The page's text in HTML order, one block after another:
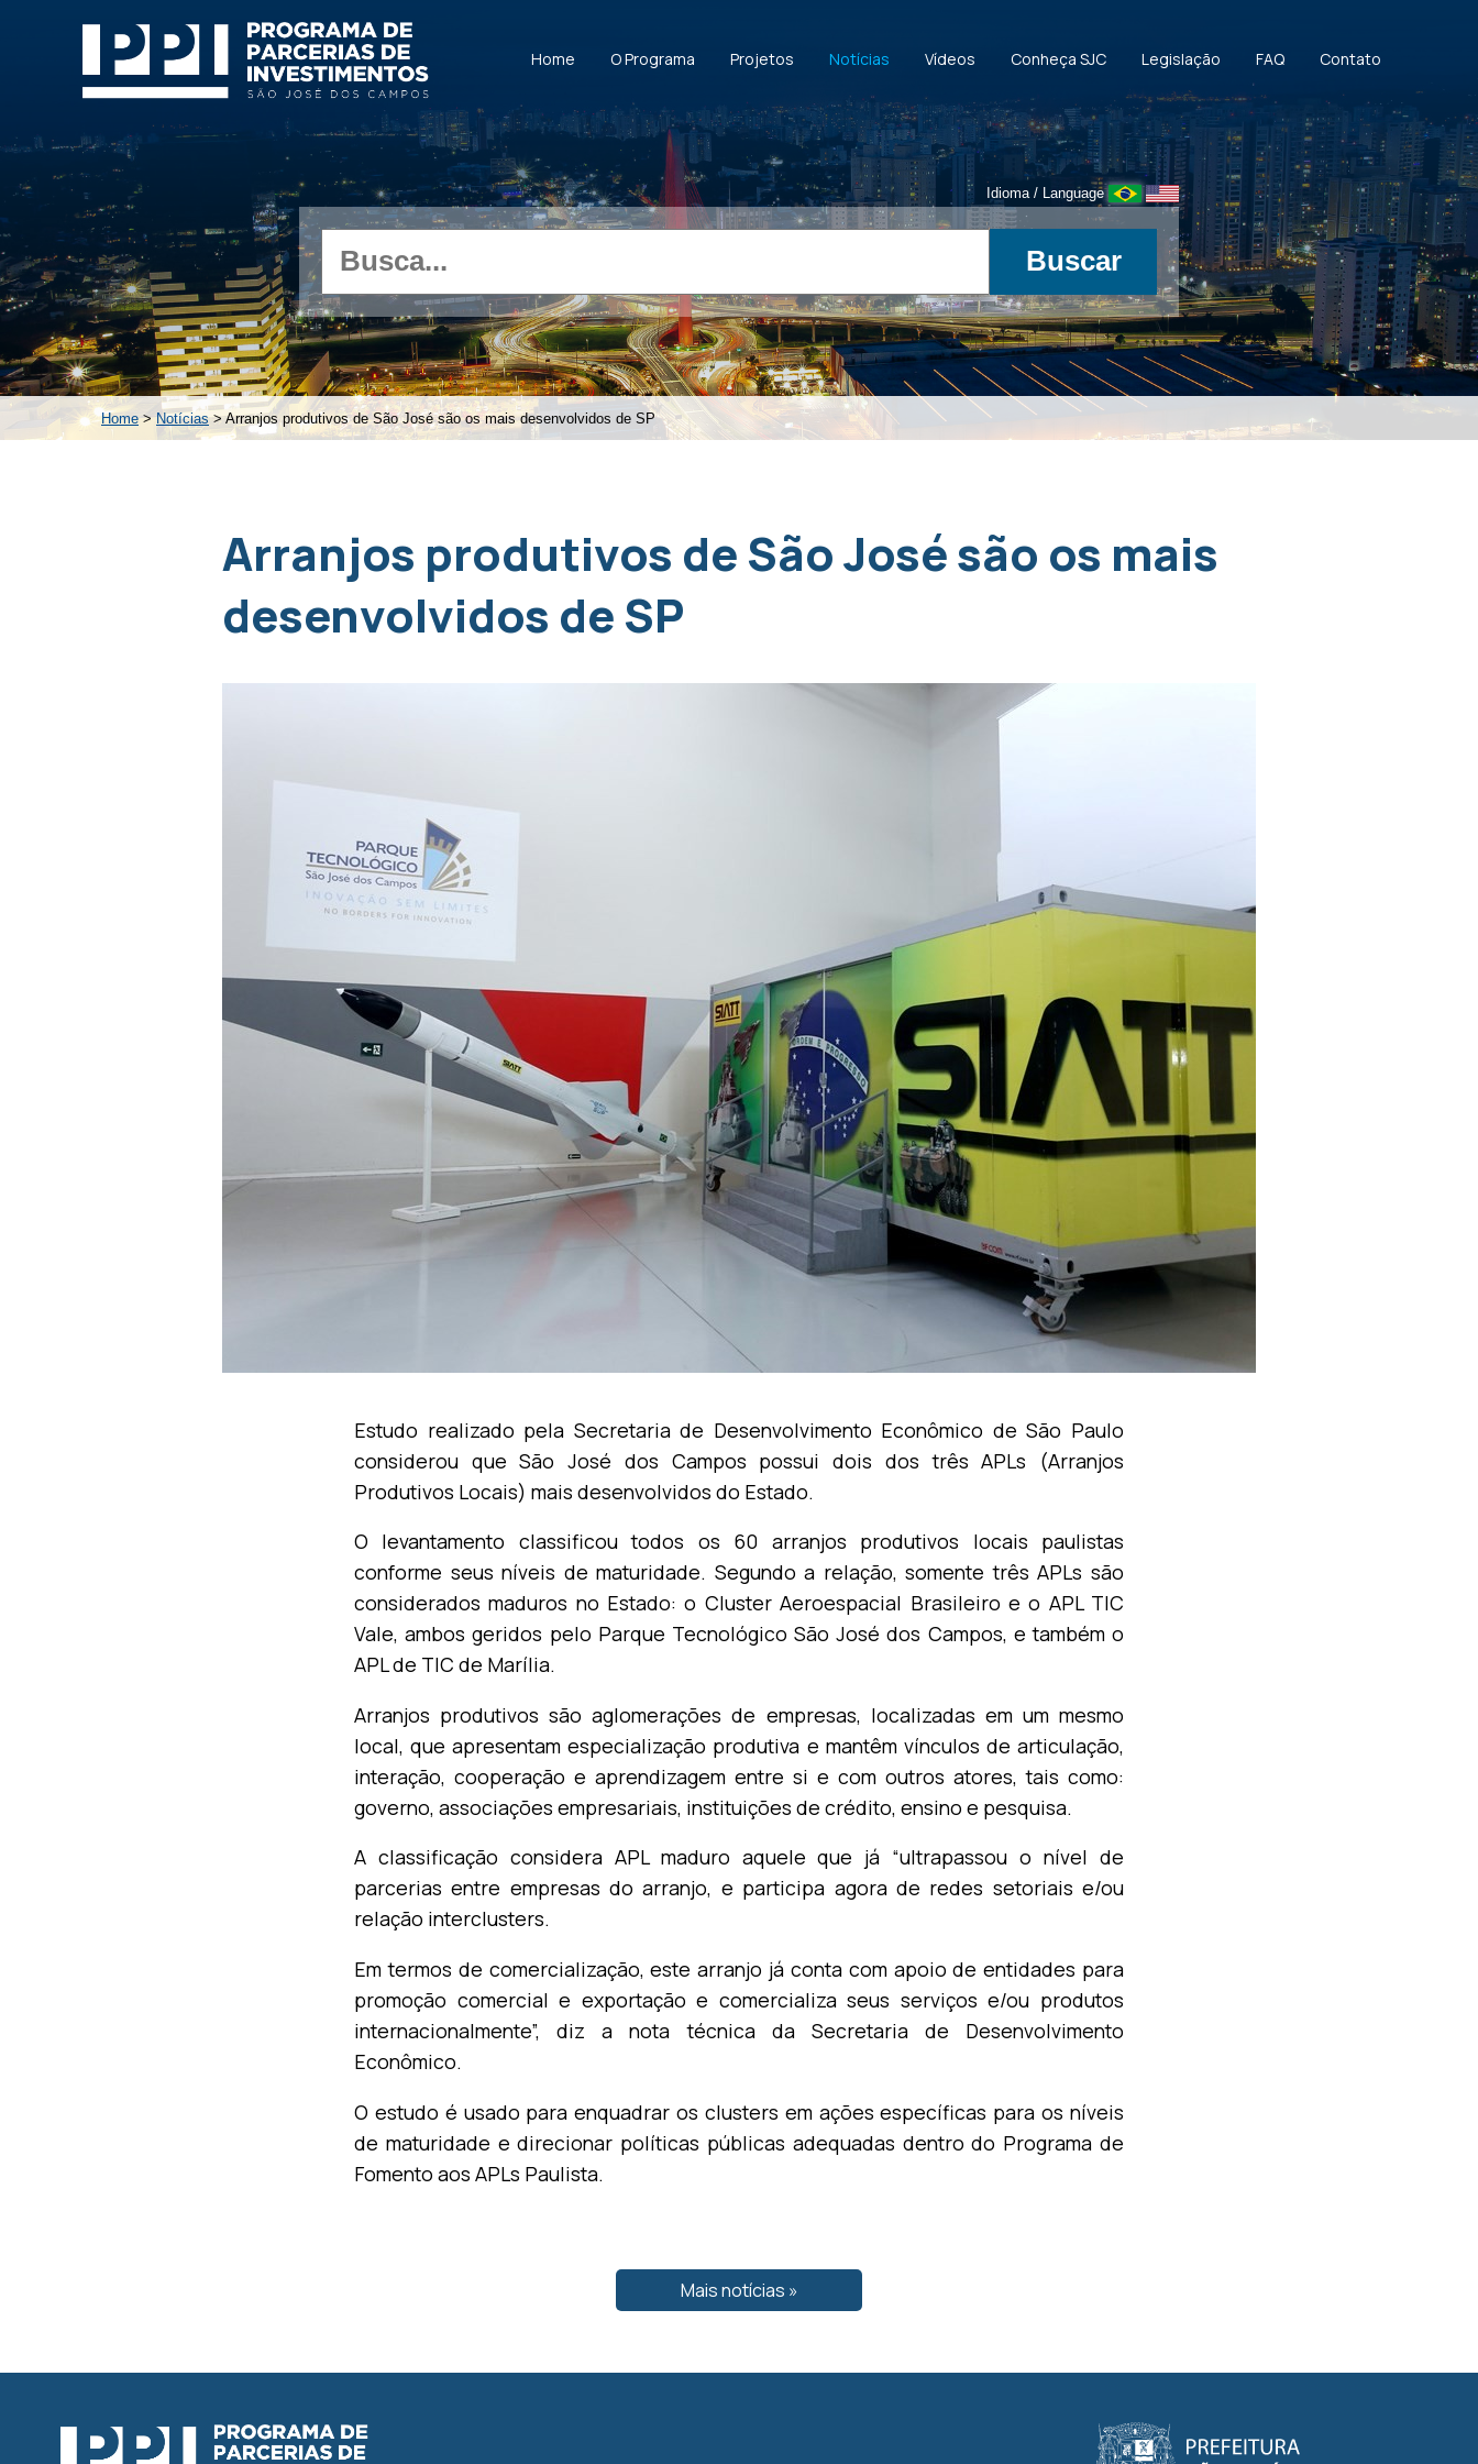
Home O Programa Projetos Notícias Vídeos Conheça SJC Legislação FAQ Contato
Idioma / Language
Home>Notícias> Arranjos produtivos de São José são os mais desenvolvidos de SP
Arranjos produtivos de São José são os mais
desenvolvidos de SP
Estudo realizado pela Secretaria de Desenvolvimento Econômico de São Paulo
considerou que São José dos Campos possui dois dos três APLs (Arranjos
Produtivos Locais) mais desenvolvidos do Estado.
O levantamento classificou todos os 60 arranjos produtivos locais paulistas
conforme seus níveis de maturidade. Segundo a relação, somente três APLs são
considerados maduros no Estado: o Cluster Aeroespacial Brasileiro e o APL TIC
Vale, ambos geridos pelo Parque Tecnológico São José dos Campos, e também o
APL de TIC de Marília.
Arranjos produtivos são aglomerações de empresas, localizadas em um mesmo
local, que apresentam especialização produtiva e mantêm vínculos de articulação,
interação, cooperação e aprendizagem entre si e com outros atores, tais como:
governo, associações empresariais, instituições de crédito, ensino e pesquisa.
A classificação considera APL maduro aquele que já “ultrapassou o nível de
parcerias entre empresas do arranjo, e participa agora de redes setoriais e/ou
relação interclusters.
Em termos de comercialização, este arranjo já conta com apoio de entidades para
promoção comercial e exportação e comercializa seus serviços e/ou produtos
internacionalmente”, diz a nota técnica da Secretaria de Desenvolvimento
Econômico.
O estudo é usado para enquadrar os clusters em ações específicas para os níveis
de maturidade e direcionar políticas públicas adequadas dentro do Programa de
Fomento aos APLs Paulista.
Mais notícias »